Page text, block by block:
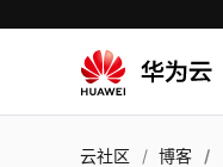
云社区 博客